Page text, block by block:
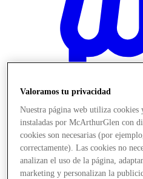
Stores
Valoramos tu privacidad
Nuestra página web utiliza cookies
instaladas por McArthurGlen con
cookies son necesarias (por
correctamente). Las cookies no
analizan el uso de la página,
marketing y personalizan la